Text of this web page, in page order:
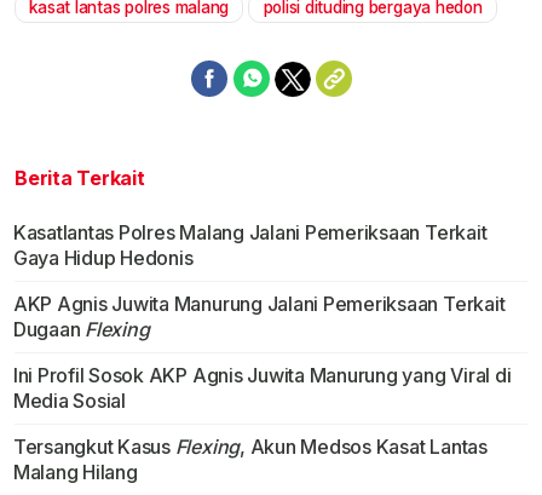
kasat lantas polres malang polisi dituding bergaya hedon
Berita Terkait
Kasatlantas Polres Malang Jalani Pemeriksaan Terkait
Gaya Hidup Hedonis
AKP Agnis Juwita Manurung Jalani Pemeriksaan Terkait
Dugaan Flexing
Ini Profil Sosok AKP Agnis Juwita Manurung yang Viral di
Media Sosial
Tersangkut Kasus Flexing, Akun Medsos Kasat Lantas
Malang Hilang